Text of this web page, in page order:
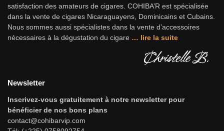
satisfaction des amateurs de cigares. COHIBA’R est spécialisée
dans la vente de cigares Nicaraguayens, Dominicains et Cubains.
Nous sommes aussi spécialistes dans la vente d’accessoires
nécessaires à la dégustation du cigare … lire la suite
Newsletter
Inscrivez-vous gratuitement à notre newsletter pour
bénéficier de nos bons plans
contact@cohibarvip.com